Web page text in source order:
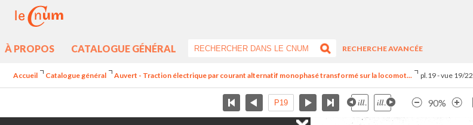
À PROPOS CATALOGUE GÉNÉRAL
RECHERCHE AVANCÉE
Accueil Catalogue général Auvert - Traction électrique par courant alternatif monophasé transformé sur la locomot... pl.19 - vue 19/22
90%